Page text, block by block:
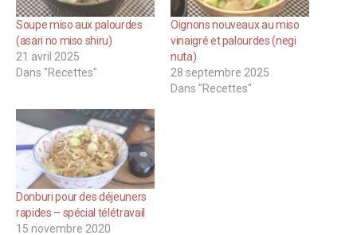
Soupe miso aux palourdes
(asari no miso shiru)
21 avril 2025
Dans "Recettes"
Oignons nouveaux au miso
vinaigré et palourdes (negi
nuta)
28 septembre 2025
Dans "Recettes"
Donburi pour des déjeuners
rapides – spécial télétravail
15 novembre 2020